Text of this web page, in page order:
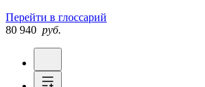
Перейти в глоссарий
80 940 руб.